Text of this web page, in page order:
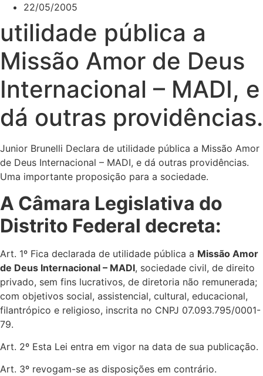
22/05/2005
utilidade pública a
Missão Amor de Deus
Internacional – MADI, e
dá outras providências.
Junior Brunelli Declara de utilidade pública a Missão Amor
de Deus Internacional – MADI, e dá outras providências.
Uma importante proposição para a sociedade.
A Câmara Legislativa do
Distrito Federal decreta:
Art. 1º Fica declarada de utilidade pública a Missão Amor
de Deus Internacional – MADI, sociedade civil, de direito
privado, sem fins lucrativos, de diretoria não remunerada;
com objetivos social, assistencial, cultural, educacional,
filantrópico e religioso, inscrita no CNPJ 07.093.795/0001-
79.
Art. 2º Esta Lei entra em vigor na data de sua publicação.
Art. 3º revogam-se as disposições em contrário.